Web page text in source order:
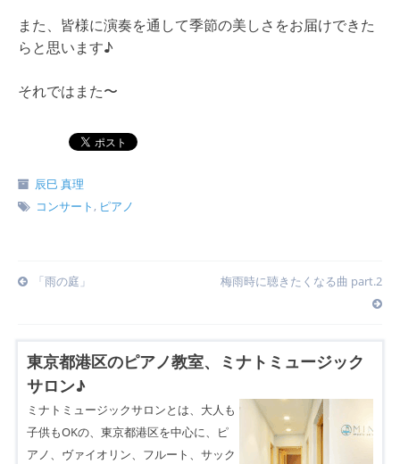
また、皆様に演奏を通して季節の美しさをお届けできた
らと思います♪
それではまた〜
辰巳 真理
コンサート , ピアノ
Post
navigation
「雨の庭」 梅雨時に聴きたくなる曲 part.2
東京都港区のピアノ教室、ミナトミュージック
サロン♪
ミナトミュージックサロンとは、大人も
子供もOKの、東京都港区を中心に、ピ
アノ、ヴァイオリン、フルート、サック